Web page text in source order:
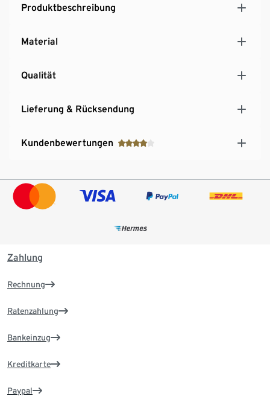
Produktbeschreibung
Material
Qualität
Lieferung & Rücksendung
Kundenbewertungen
Zahlung
Rechnung
Ratenzahlung
Bankeinzug
Kreditkarte
Paypal